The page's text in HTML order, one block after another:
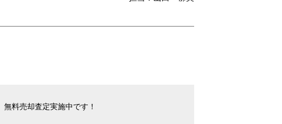
無料売却査定実施中です！